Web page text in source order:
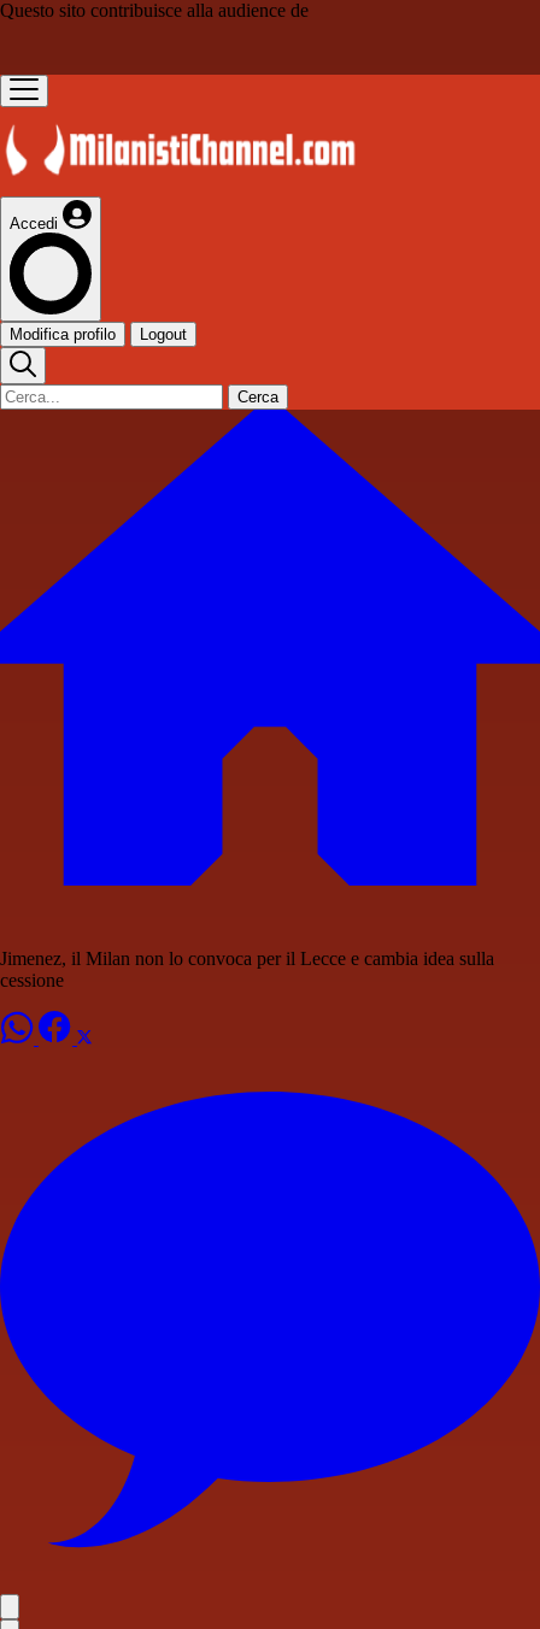
Questo sito contribuisce alla audience de
Accedi
Modifica profilo Logout
Cerca
Jimenez, il Milan non lo convoca per il Lecce e cambia idea sulla
cessione